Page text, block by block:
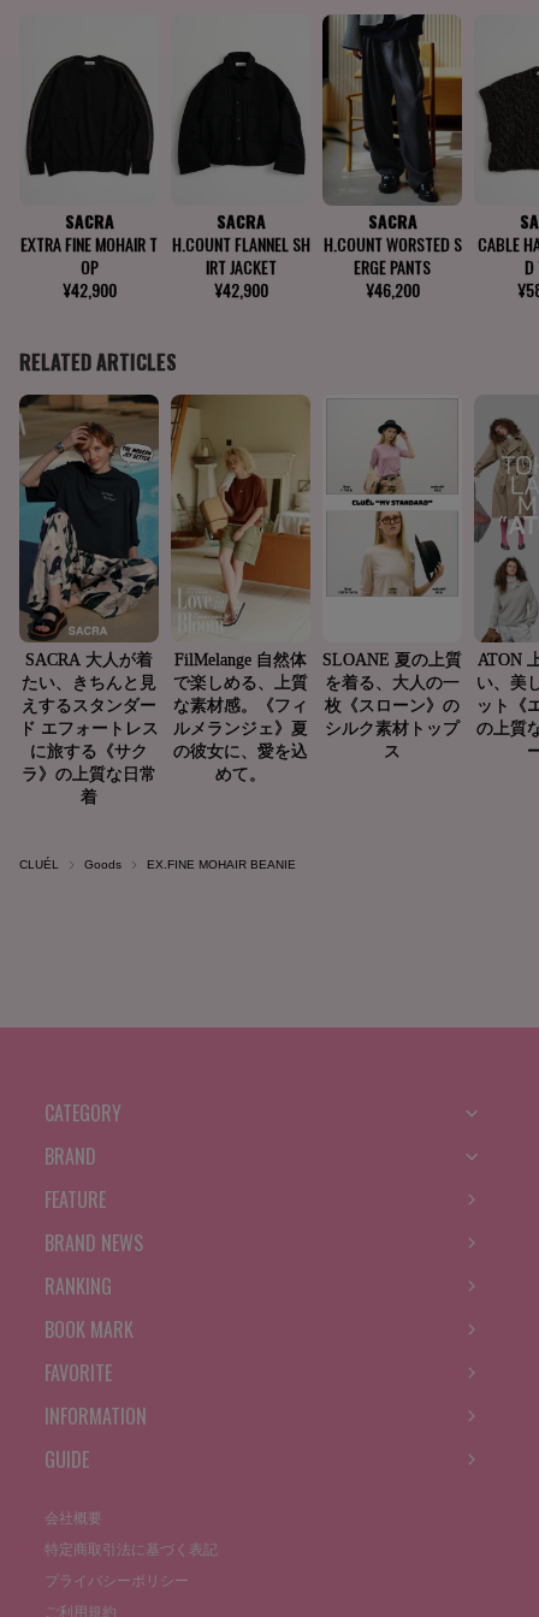
CLUÉL Goods EX.FINE MOHAIR BEANIE
CATEGORY
BRAND
FEATURE
BRAND NEWS
RANKING
BOOK MARK
FAVORITE
INFORMATION
GUIDE
会社概要
特定商取引法に基づく表記
プライバシーポリシー
ご利用規約